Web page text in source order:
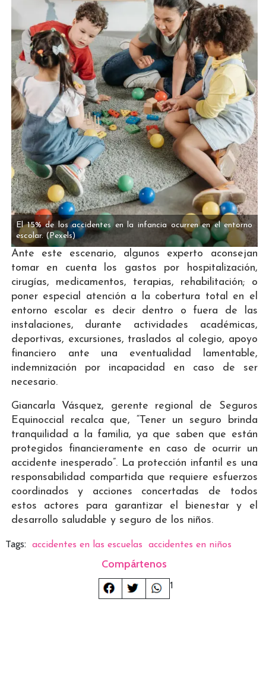
El 15% de los accidentes en la infancia ocurren en el entorno
escolar. (Pexels)
Ante este escenario, algunos experto aconsejan
tomar en cuenta los gastos por hospitalización,
cirugías, medicamentos, terapias, rehabilitación; o
poner especial atención a la cobertura total en el
entorno escolar es decir dentro o fuera de las
instalaciones, durante actividades académicas,
deportivas, excursiones, traslados al colegio, apoyo
financiero ante una eventualidad lamentable,
indemnización por incapacidad en caso de ser
necesario.
Giancarla Vásquez, gerente regional de Seguros
Equinoccial recalca que, “Tener un seguro brinda
tranquilidad a la familia, ya que saben que están
protegidos financieramente en caso de ocurrir un
accidente inesperado”. La protección infantil es una
responsabilidad compartida que requiere esfuerzos
coordinados y acciones concertadas de todos
estos actores para garantizar el bienestar y el
desarrollo saludable y seguro de los niños.
Tags: accidentes en las escuelas accidentes en niños
Compártenos
1